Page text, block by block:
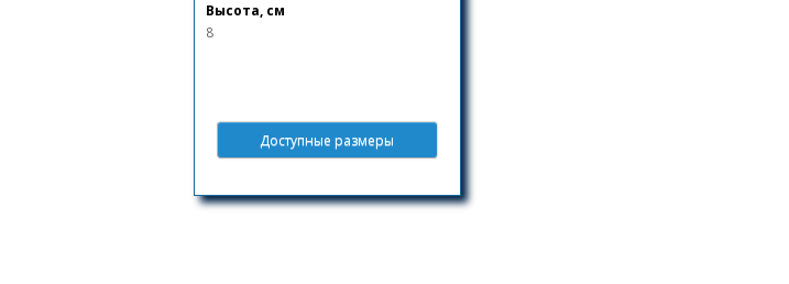
Высота, см
8
Доступные размеры